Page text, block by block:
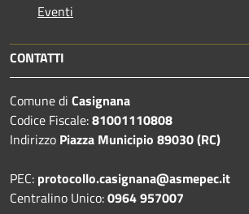
Eventi
CONTATTI
Comune di Casignana
Codice Fiscale:81001110808
Indirizzo Piazza Municipio 89030 (RC)
PEC: protocollo.casignana@asmepec.it
Centralino Unico:0964 957007